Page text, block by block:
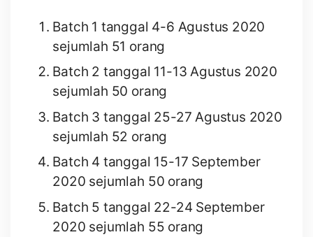
Batch 1 tanggal 4-6 Agustus 2020
sejumlah 51 orang
Batch 2 tanggal 11-13 Agustus 2020
sejumlah 50 orang
Batch 3 tanggal 25-27 Agustus 2020
sejumlah 52 orang
Batch 4 tanggal 15-17 September
2020 sejumlah 50 orang
Batch 5 tanggal 22-24 September
2020 sejumlah 55 orang